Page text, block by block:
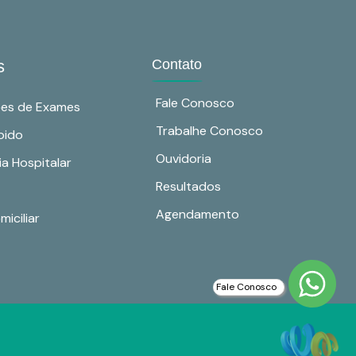
de Exames
Hospitalar
Contato
Fale Conosco
Trabalhe Conosco
Ouvidoria
Resultados
Agendamento
Fale Conosco